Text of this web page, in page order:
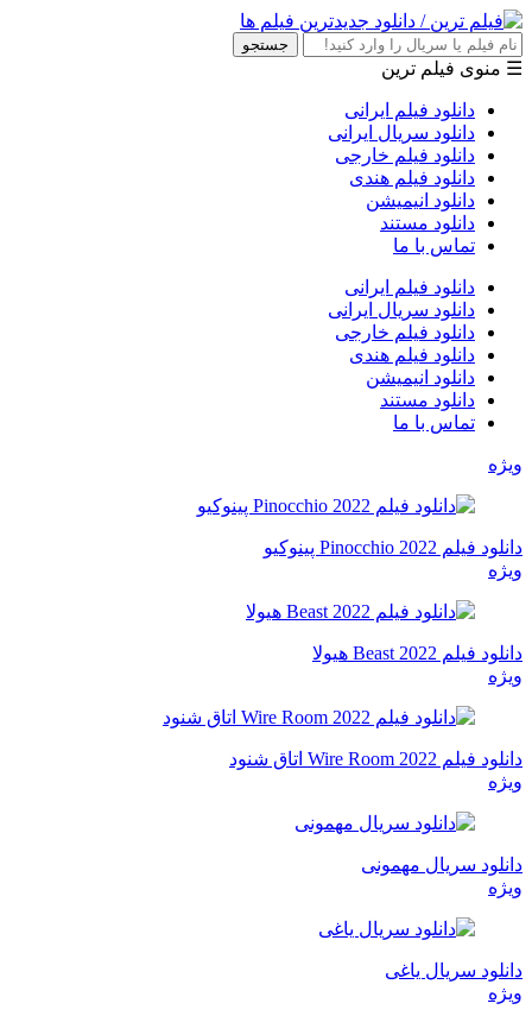
جستجو
☰ منوی فیلم ترین
دانلود فیلم ایرانی
دانلود سریال ایرانی
دانلود فیلم خارجی
دانلود فیلم هندی
دانلود انیمیشن
دانلود مستند
تماس با ما
دانلود فیلم ایرانی
دانلود سریال ایرانی
دانلود فیلم خارجی
دانلود فیلم هندی
دانلود انیمیشن
دانلود مستند
تماس با ما
ویژه
دانلود فیلم Pinocchio 2022 پینوکیو
ویژه
دانلود فیلم Beast 2022 هیولا
ویژه
دانلود فیلم Wire Room 2022 اتاق شنود
ویژه
دانلود سریال مهمونی
ویژه
دانلود سریال یاغی
ویژه